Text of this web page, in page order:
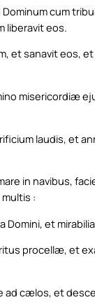
Dominum cum
liberavit eos.
et sanavit eos,
misericordiæ
laudis, et
in navibus,
:
Domini, et
procellæ, et
ad cælos, et